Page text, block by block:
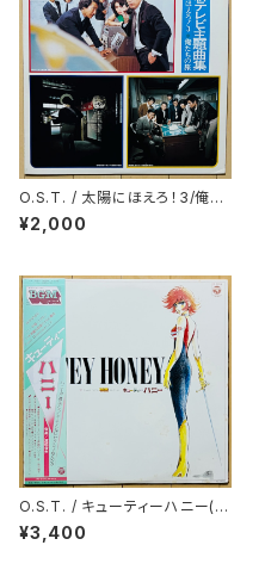
O.S.T. / 太陽にほえろ！3/俺た
ちの旅 最新テレビ主題曲集
¥2,000
O.S.T. / キューティーハニー(テ
レビオリジナルBGMコレクショ
ン)
¥3,400